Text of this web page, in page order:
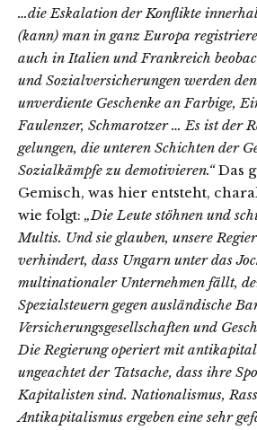
…die Eskalation der Konflikte
(kann) man in ganz Europa
auch in Italien und Frankreich
und Sozialversicherungen werden
unverdiente Geschenke an Farbige,
Faulenzer, Schmarotzer … Es ist der
gelungen, die unteren Schichten der
Sozialkämpfe zu demotivieren.“Das
Gemisch, was hier entsteht,
wie folgt: „Die Leute stöhnen und
Multis. Und sie glauben, unsere
verhindert, dass Ungarn unter das
multinationaler Unternehmen fällt,
Spezialsteuern gegen ausländische
Versicherungsgesellschaften und
Die Regierung operiert mit
ungeachtet der Tatsache, dass ihre
Kapitalisten sind. Nationalismus,
Antikapitalismus ergeben eine sehr